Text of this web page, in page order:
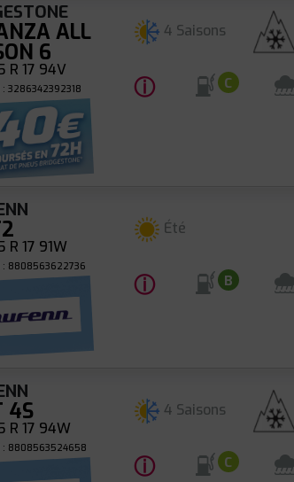
ALL
6
R 17 94V
: 3286342392318
4 Saisons
ⓘ C
17 91W
: 8808563622736
Été
ⓘ B
4S
R 17 94W
: 8808563524658
4 Saisons
ⓘ C